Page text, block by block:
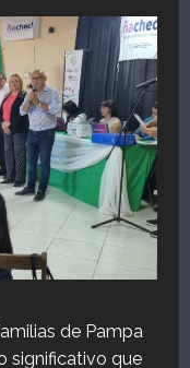
de Pampa
significativo que